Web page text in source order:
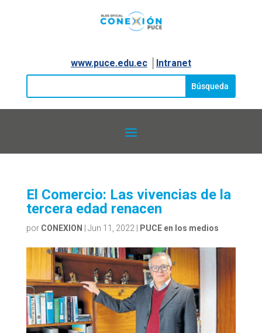
www.puce.edu.ec│ Intranet
El Comercio: Las vivencias de la
tercera edad renacen
por CONEXION Jun 11, 2022| PUCE en los medios